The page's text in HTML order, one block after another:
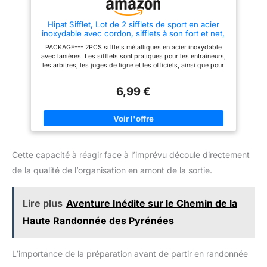
sports de plein air, notre sifflet
essentiel à avoir. Portatif, léger
et équipé d'un clip pratique, il
cou ou se glisse dans une
poche pour un accès rapide en
cas d'urgence. 【Emballage
plastique(Orange et Noir) avec
réglables, adaptés à une
utilisation individuelle en famille
et en équipe.
Hipat Sifflet, Lot de 2 sifflets de sport en acier
inoxydable avec cordon, sifflets à son fort et net,
parfaits pour les entraîneurs, les arbitres et les
officiels (Argent (acier inoxydable))
PACKAGE--- 2PCS sifflets métalliques en acier inoxydable
avec lanières. Les sifflets sont pratiques pour les entraîneurs,
les arbitres, les juges de ligne et les officiels, ainsi que pour
le son est fort et net. Il peut facilement atteindre 120dB.
lanière noire. Réglez la perle en or pour contrôler la longueur
du cordon. Trouvez le réglage le plus confortable et
verrouillez-le. QUALITÉ PREMIUM--- Acier inoxydable de
solide ne rouille pas et ne se corrode pas facilement. BON
pas à nous contacter pour toute question, nous vous
6,99 €
Cette capacité à réagir face à l’imprévu découle directement
de la qualité de l’organisation en amont de la sortie.
Lire plus Aventure Inédite sur le Chemin de la
Haute Randonnée des Pyrénées
L’importance de la préparation avant de partir en randonnée